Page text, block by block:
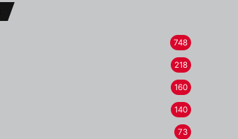
748
218
160
140
73